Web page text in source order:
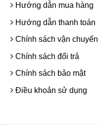
Hướng dẫn mua hàng
Hướng dẫn thanh toán
Chính sách vận chuyển
Chính sách đổi trả
Chính sách bảo mật
Điều khoản sử dụng